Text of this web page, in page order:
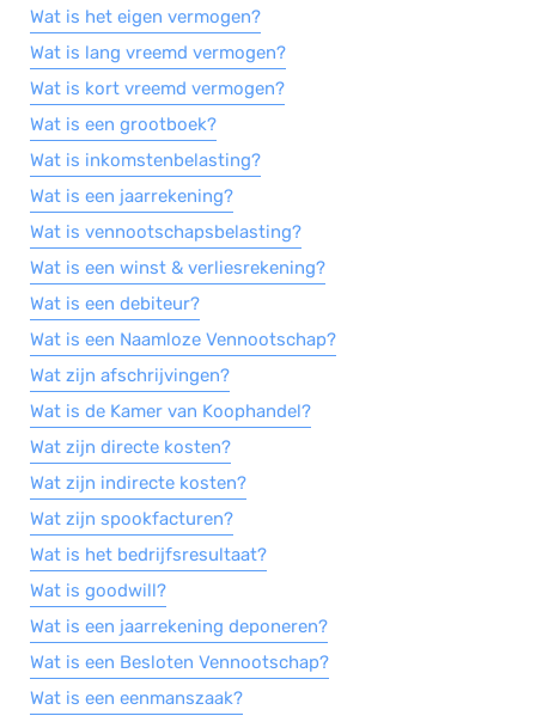
Wat is het eigen vermogen?
Wat is lang vreemd vermogen?
Wat is kort vreemd vermogen?
Wat is een grootboek?
Wat is inkomstenbelasting?
Wat is een jaarrekening?
Wat is vennootschapsbelasting?
Wat is een winst & verliesrekening?
Wat is een debiteur?
Wat is een Naamloze Vennootschap?
Wat zijn afschrijvingen?
Wat is de Kamer van Koophandel?
Wat zijn directe kosten?
Wat zijn indirecte kosten?
Wat zijn spookfacturen?
Wat is het bedrijfsresultaat?
Wat is goodwill?
Wat is een jaarrekening deponeren?
Wat is een Besloten Vennootschap?
Wat is een eenmanszaak?